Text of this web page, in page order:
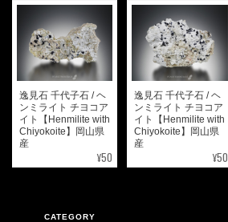
逸見石 千代子石 / ヘ
ンミライト チヨコア
イト【Henmilite with
Chiyokoite】岡山県
産
¥50
逸見石 千代子石 / ヘ
ンミライト チヨコア
イト【Henmilite with
Chiyokoite】岡山県
産
¥50
CATEGORY